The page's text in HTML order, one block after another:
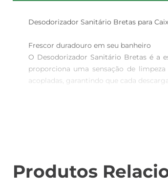
Desodorizador Sanitário Bretas para
Frescor duradouro em seu banheiro
O Desodorizador Sanitário Bretas é a
proporciona uma sensação de
acopladas, garantindo que cada
Além de eliminar os odores, o
evitando a formação de sujeiras e
Produtos